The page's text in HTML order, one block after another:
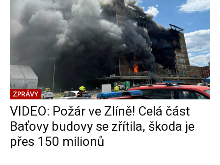
ZPRÁVY
VIDEO: Požár ve Zlíně! Celá část
Baťovy budovy se zřítila, škoda je
přes 150 milionů